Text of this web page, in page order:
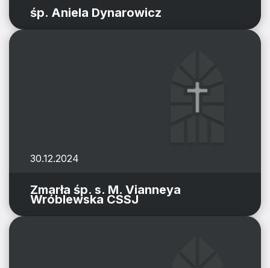
śp. Aniela Dynarowicz
30.12.2024
Zmarła śp. s. M. Vianneya
Wróblewska CSSJ